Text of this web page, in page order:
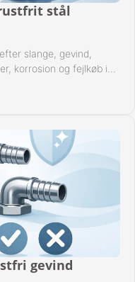
stål
slange, gevind,
korrosion og fejlkøb i
gevind